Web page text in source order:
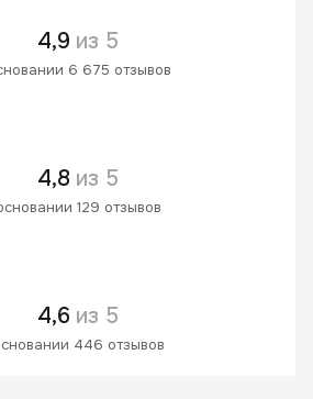
4,9 из 5
6 675 отзывов
4,8 из 5
129 отзывов
4,6 из 5
446 отзывов